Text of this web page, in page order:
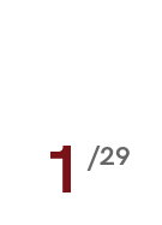
1 /29